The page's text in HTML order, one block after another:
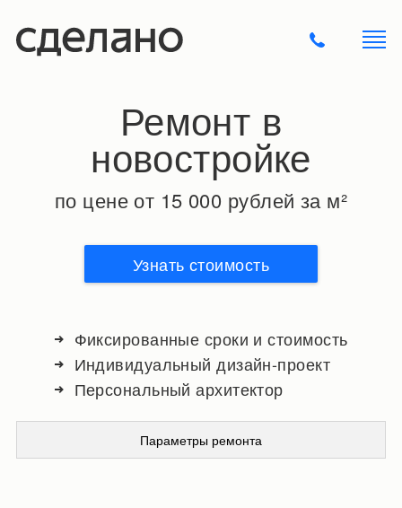
Ремонт в
новостройке
по цене от 15 000 рублей за м²
Узнать стоимость
Фиксированные сроки и стоимость
Индивидуальный дизайн-проект
Персональный архитектор
Параметры ремонта